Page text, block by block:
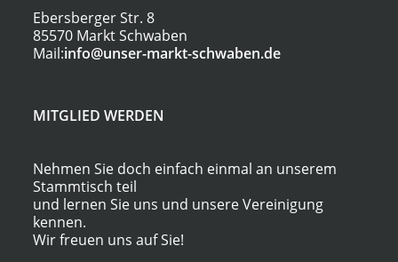
Ebersberger Str. 8
85570 Markt Schwaben
Mail:info@unser-markt-schwaben.de
MITGLIED WERDEN
Nehmen Sie doch einfach einmal an unserem
Stammtisch teil
und lernen Sie uns und unsere Vereinigung
kennen.
Wir freuen uns auf Sie!